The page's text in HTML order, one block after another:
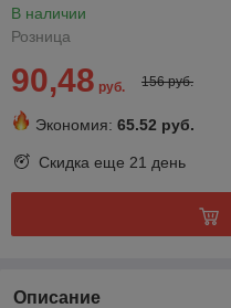
В наличии
Розница
90,48 руб. 156 руб.
Экономия: 65.52 руб.
Скидка еще 21 день
Описание